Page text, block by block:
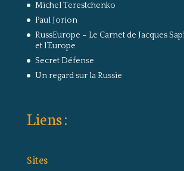
Michel Terestchenko
Paul Jorion
RussEurope – Le Carnet de Jacques
et l’Europe
Secret Défense
Un regard sur la Russie
Liens :
Sites